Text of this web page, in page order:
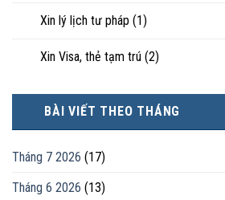
Xin lý lịch tư pháp (1)
Xin Visa, thẻ tạm trú (2)
BÀI VIẾT THEO THÁNG
Tháng 7 2026 (17)
Tháng 6 2026 (13)